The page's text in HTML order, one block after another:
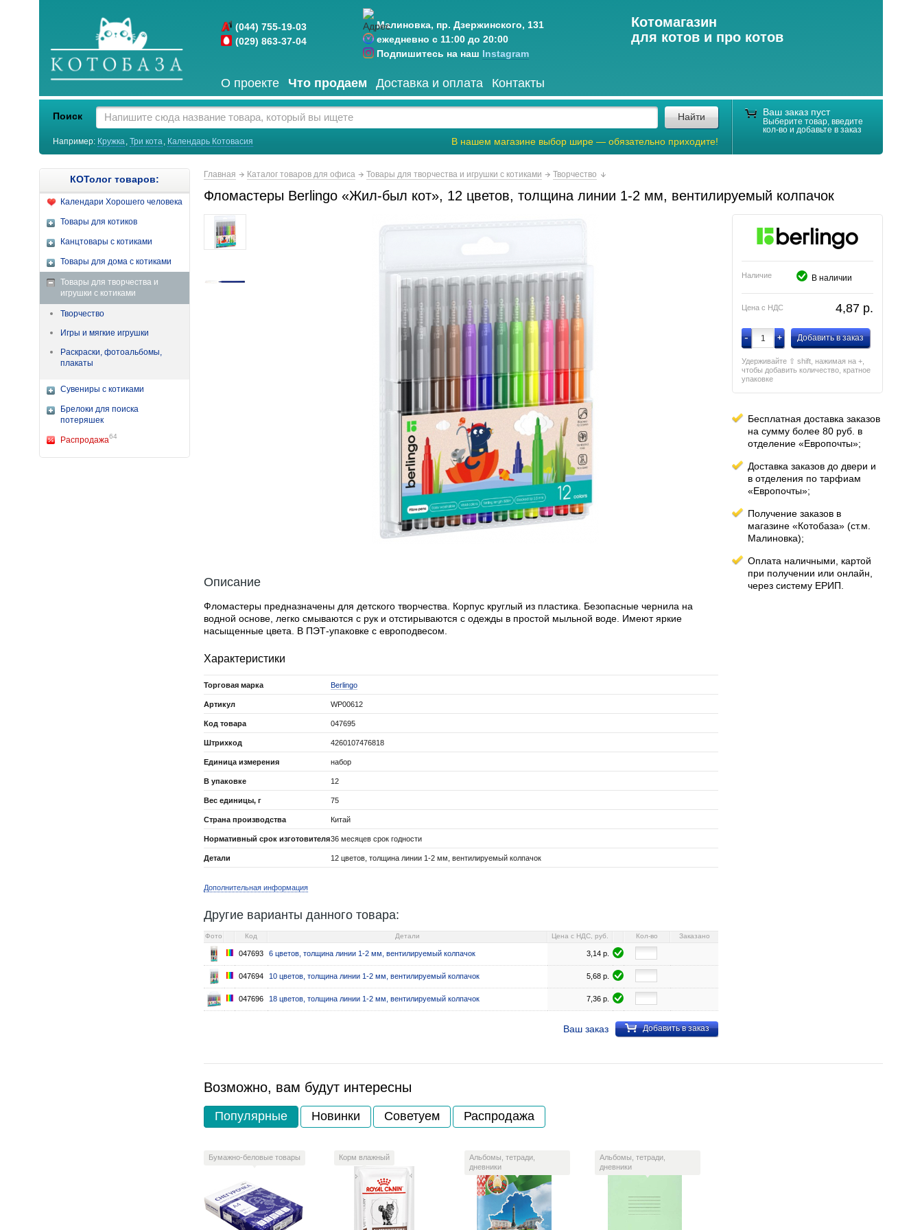
(044) 755-19-03
(029) 863-37-04
Малиновка, пр. Дзержинского, 131
ежедневно с 11:00 до 20:00
Подпишитесь на наш Instagram
Котомагазин
для котов и про котов
О проекте Что продаем Доставка и оплата Контакты
Поиск Ваш заказ пуст
Выберите товар, введите
кол-во и добавьте в заказ
Найти
В нашем магазине выбор шире — обязательно приходите!
Например: Кружка, Три кота, Календарь Котовасия
КОТолог товаров:
Календари Хорошего человека
Товары для котиков
Канцтовары с котиками
Товары для дома с котиками
Товары для творчества и
игрушки с котиками
Творчество
Игры и мягкие игрушки
Раскраски, фотоальбомы,
плакаты
Сувениры с котиками
Брелоки для поиска
потеряшек
Распродажа64
Главная Каталог товаров для офиса Товары для творчества и игрушки с котиками Творчество
Фломастеры Berlingo «Жил-был кот», 12 цветов, толщина линии 1-2 мм, вентилируемый колпачок
Наличие В наличии
Цена с НДС 4,87 p.
- + Добавить в заказ
Удерживайте ⇧ shift, нажимая на +,
чтобы добавить количество, кратное
упаковке
Бесплатная доставка заказов
на сумму более 80 руб. в
отделение «Европочты»;
Доставка заказов до двери и
в отделения по тарфиам
«Европочты»;
Получение заказов в
магазине «Котобаза» (ст.м.
Малиновка);
Оплата наличными, картой
при получении или онлайн,
через систему ЕРИП.
Описание
Фломастеры предназначены для детского творчества. Корпус круглый из пластика. Безопасные чернила на
водной основе, легко смываются с рук и отстирываются с одежды в простой мыльной воде. Имеют яркие
насыщенные цвета. В ПЭТ-упаковке с европодвесом.
Характеристики
Торговая марка Berlingo
Артикул WP00612
Код товара 047695
Штрихкод 4260107476818
Единица измерения набор
В упаковке 12
Вес единицы, г 75
Страна производства Китай
Нормативный срок изготовителя36 месяцев срок годности
Детали 12 цветов, толщина линии 1-2 мм, вентилируемый колпачок
Дополнительная информация
Другие варианты данного товара:
Фото Код Детали Цена c НДС, руб. Кол-во Заказано
047693 6 цветов, толщина линии 1-2 мм, вентилируемый колпачок 3,14 р.
047694 10 цветов, толщина линии 1-2 мм, вентилируемый колпачок 5,68 р.
047696 18 цветов, толщина линии 1-2 мм, вентилируемый колпачок 7,36 р.
Ваш заказ Добавить в заказ
Возможно, вам будут интересны
Популярные Новинки Советуем Распродажа
Бумажно-беловые товары Корм влажный
Альбомы, тетради,
дневники
Альбомы, тетради,
дневники